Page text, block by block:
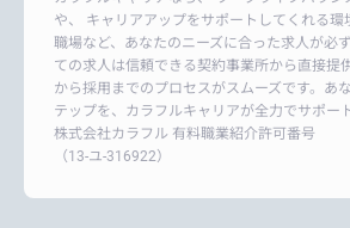
や、 キャリアアップをサポートしてくれる環
職場など、あなたのニーズに合った求人が必
ての求人は信頼できる契約事業所から直接提
から採用までのプロセスがスムーズです。あ
テップを、カラフルキャリアが全力でサポー
株式会社カラフル 有料職業紹介許可番号
（13-ユ-316922）